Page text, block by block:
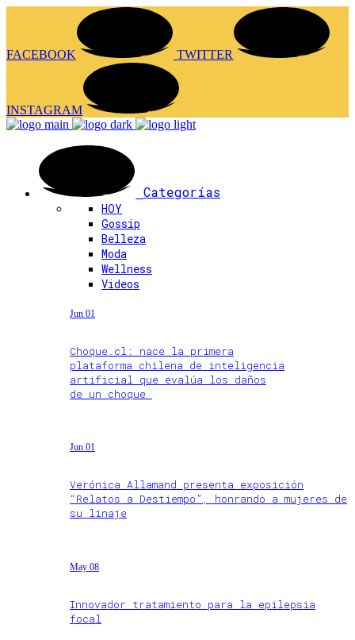
FACEBOOK TWITTER
INSTAGRAM
Categorías
HOY
Gossip
Belleza
Moda
Wellness
Videos
Jun 01
Choque.cl: nace la primera
plataforma chilena de inteligencia
artificial que evalúa los daños
de un choque
Jun 01
Verónica Allamand presenta exposición
“Relatos a Destiempo”, honrando a mujeres de
su linaje
May 08
Innovador tratamiento para la epilepsia
focal